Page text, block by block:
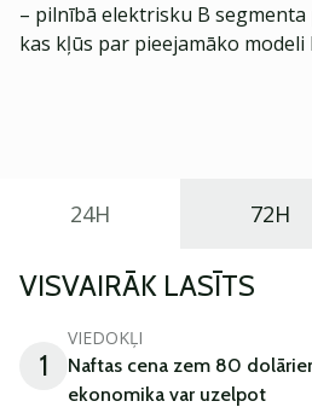
– pilnībā elektrisku B
kas kļūs par pieejamāko
24H 72H
VISVAIRĀK LASĪTS
1
VIEDOKĻI
Naftas cena zem 80
ekonomika var uzelpot